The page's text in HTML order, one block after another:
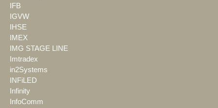
IFB
IGVW
IHSE
IMEX
IMG STAGE LINE
Imtradex
in2Systems
INFiLED
Infinity
InfoComm